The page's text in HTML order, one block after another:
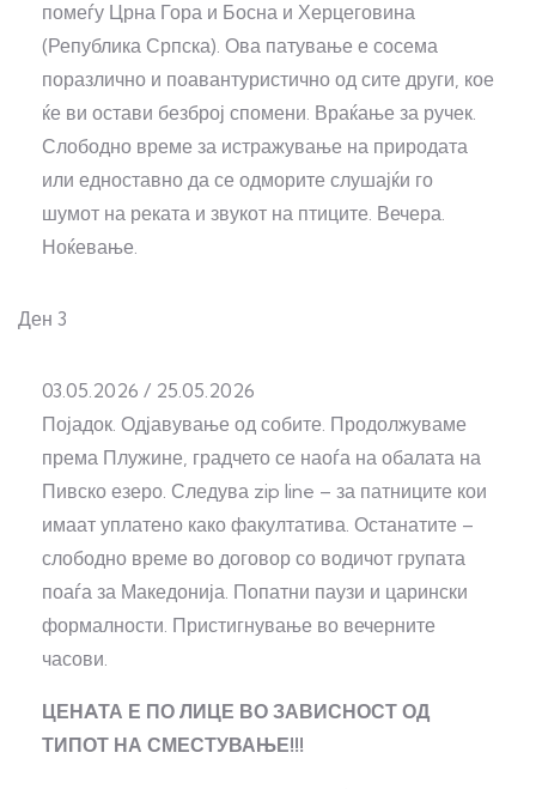
помеѓу Црна Гора и Босна и Херцеговина
(Република Српска). Ова патување е сосема
поразлично и поавантуристично од сите други, кое
ќе ви остави безброј спомени. Враќање за ручек.
Слободно време за истражување на природата
или едноставно да се одморите слушајќи го
шумот на реката и звукот на птиците. Вечера.
Ноќевање.
Ден 3
03.05.2026 / 25.05.2026
Појадок. Одјавување од собите. Продолжуваме
према Плужине, градчето се наоѓа на обалата на
Пивско езеро. Следува zip line – за патниците кои
имаат уплатено како факултатива. Останатите –
слободно време во договор со водичот групата
поаѓа за Македонија. Попатни паузи и царински
формалности. Пристигнување во вечерните
часови.
ЦЕНAТА Е ПО ЛИЦЕ ВО ЗАВИСНОСТ ОД
ТИПОТ НА СМЕСТУВАЊЕ!!!